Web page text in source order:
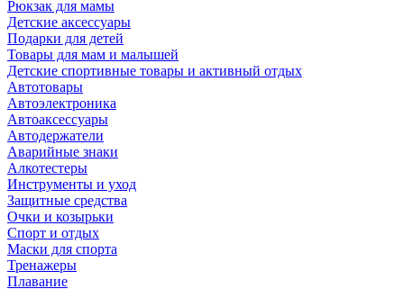
Рюкзак для мамы
Детские аксессуары
Подарки для детей
Товары для мам и малышей
Детские спортивные товары и активный отдых
Автотовары
Автоэлектроника
Автоаксессуары
Автодержатели
Аварийные знаки
Алкотестеры
Инструменты и уход
Защитные средства
Очки и козырьки
Спорт и отдых
Маски для спорта
Тренажеры
Плавание